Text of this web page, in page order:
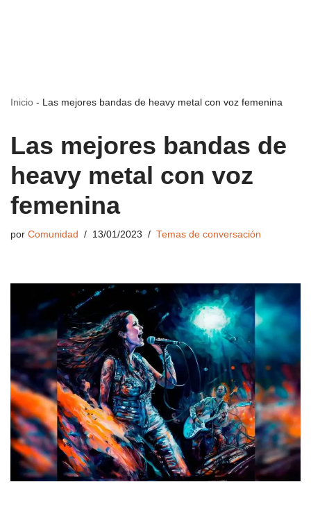
Inicio - Las mejores bandas de heavy metal con voz femenina
Las mejores bandas de
heavy metal con voz
femenina
por Comunidad 13/01/2023 Temas de conversación